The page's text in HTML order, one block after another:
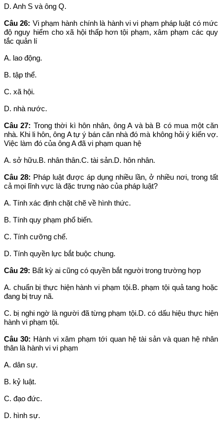
D. Anh S và ông Q.
Câu 26: Vi phạm hành chính là hành vi vi phạm pháp luật có mức
độ nguy hiểm cho xã hội thấp hơn tội phạm, xâm phạm các quy
tắc quản lí
A. lao động.
B. tập thể.
C. xã hội.
D. nhà nước.
Câu 27: Trong thời kì hôn nhân, ông A và bà B có mua một căn
nhà. Khi li hôn, ông A tự ý bán căn nhà đó mà không hỏi ý kiến vợ.
Việc làm đó của ông A đã vi phạm quan hệ
A. sở hữu.B. nhân thân.C. tài sản.D. hôn nhân.
Câu 28: Pháp luật được áp dụng nhiều lần, ở nhiều nơi, trong tất
cả mọi lĩnh vực là đặc trưng nào của pháp luật?
A. Tính xác định chặt chẽ về hình thức.
B. Tính quy phạm phổ biến.
C. Tính cưỡng chế.
D. Tính quyền lực bắt buộc chung.
Câu 29: Bất kỳ ai cũng có quyền bắt người trong trường hợp
A. chuẩn bị thực hiện hành vi phạm tội.B. phạm tội quả tang hoặc
đang bị truy nã.
C. bị nghi ngờ là người đã từng phạm tội.D. có dấu hiệu thực hiện
hành vi phạm tội.
Câu 30: Hành vi xâm phạm tới quan hệ tài sản và quan hệ nhân
thân là hành vi vi phạm
A. dân sự.
B. kỷ luật.
C. đạo đức.
D. hình sự.